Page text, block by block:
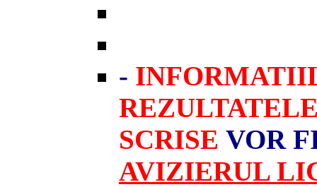
-
SCRISE VOR
AVIZIERUL